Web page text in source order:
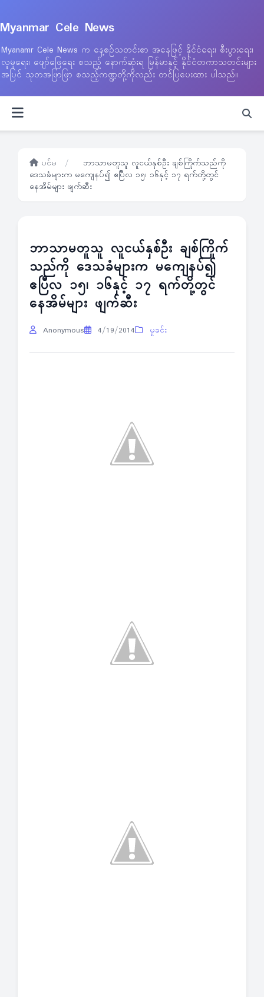
Myanmar Cele News
Myanamr Cele News က နေ့စဉ်သတင်းစာ အနေဖြင့် နိုင်ငံရေး၊ စီးပွားရေး၊
လူမှုရေး၊ ဖျော်ဖြေရေး စသည့် နောက်ဆုံးရ မြန်မာနှင့် နိုင်ငံတကာသတင်းများ
အပြင် သုတအဖြာဖြာ စသည့်ကဏ္ဍတို့ကိုလည်း တင်ပြပေးထား ပါသည်။
ပင်မ /
ဘာသာမတူသူ လူငယ်နှစ်ဦး ချစ်ကြိုက်သည်ကို
ဒေသခံများက မကျေနပ်၍ ဧပြီလ ၁၅၊ ၁၆နှင့် ၁၇ ရက်တို့တွင်
နေအိမ်များ ဖျက်ဆီး
ဘာသာမတူသူ လူငယ်နှစ်ဦး ချစ်ကြိုက်
သည်ကို ဒေသခံများက မကျေနပ်၍
ဧပြီလ ၁၅၊ ၁၆နှင့် ၁၇ ရက်တို့တွင်
နေအိမ်များ ဖျက်ဆီး
Anonymous 4/19/2014 မှုခင်း